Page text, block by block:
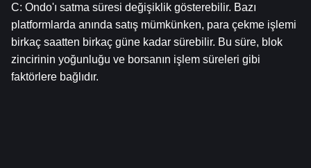
C: Ondo'ı satma süresi değişiklik gösterebilir. Bazı
platformlarda anında satış mümkünken, para çekme işlemi
birkaç saatten birkaç güne kadar sürebilir. Bu süre, blok
zincirinin yoğunluğu ve borsanın işlem süreleri gibi
faktörlere bağlıdır.